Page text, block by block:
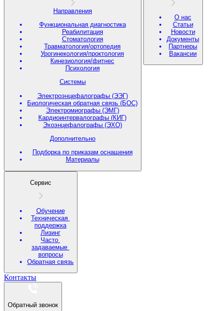
Направления
Функциональная диагностика
Реабилитация
Стоматология
Травматология/ортопедия
Урогинекология/проктология
Кинезиология/фитнес
Психология
Системы
Электроэнцефалографы (ЭЭГ)
Биологическая обратная связь (БОС)
Электромиографы (ЭМГ)
Кардиоинтервалографы (КИГ)
Эхоэнцефалографы (ЭХО)
Дополнительно
Подборка по приказам оснащения
Материалы
О нас
Статьи
Новости
Документы
Партнеры
Вакансии
Сервис
Обучение
Техническая
поддержка
Лизинг
Часто
задаваемые
вопросы
Обратная связь
Контакты
Обратный звонок